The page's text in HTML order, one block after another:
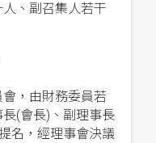
、副召集人若干
，由財務委員若
(會長)、副理事長
名，經理事會決議